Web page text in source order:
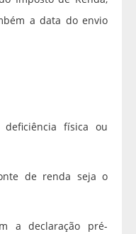
a data do envio
física ou
de renda seja o
a declaração pré-